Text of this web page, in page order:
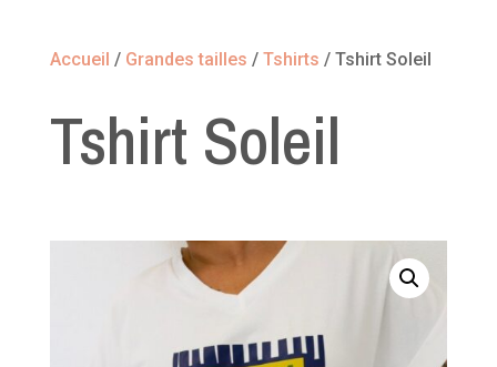
Accueil / Grandes tailles / Tshirts / Tshirt Soleil
Tshirt Soleil